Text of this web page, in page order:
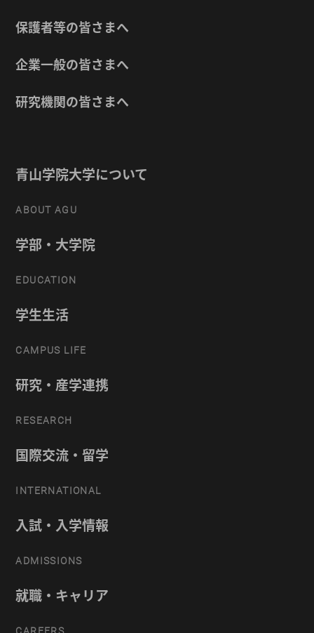
保護者等の皆さまへ
企業一般の皆さまへ
研究機関の皆さまへ
青山学院大学について
ABOUT AGU
学部・大学院
EDUCATION
学生生活
CAMPUS LIFE
研究・産学連携
RESEARCH
国際交流・留学
INTERNATIONAL
入試・入学情報
ADMISSIONS
就職・キャリア
CAREERS